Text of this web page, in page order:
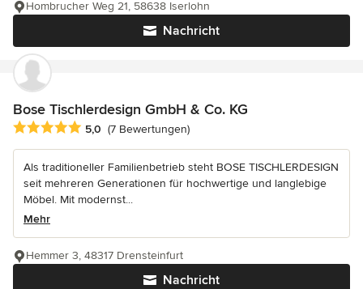
Nachricht
Hombrucher Weg 21, 58638 Iserlohn
Bose Tischlerdesign GmbH & Co. KG
Durchschnittliche Bewertung: 5 von 5 Sternen
5,0 (7 Bewertungen)
Als traditioneller Familienbetrieb steht BOSE TISCHLERDESIGN
seit mehreren Generationen für hochwertige und langlebige
Möbel. Mit modernst...
Mehr
Nachricht
Hemmer 3, 48317 Drensteinfurt